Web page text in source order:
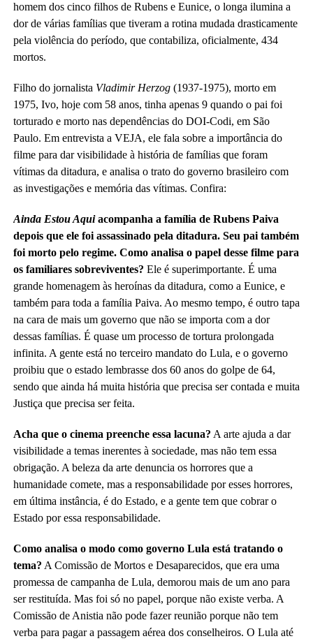
homem dos cinco filhos de Rubens e Eunice, o longa ilumina a
dor de várias famílias que tiveram a rotina mudada drasticamente
pela violência do período, que contabiliza, oficialmente, 434
mortos.
Filho do jornalista Vladimir Herzog(1937-1975), morto em
1975, Ivo, hoje com 58 anos, tinha apenas 9 quando o pai foi
torturado e morto nas dependências do DOI-Codi, em São
Paulo. Em entrevista a VEJA, ele fala sobre a importância do
filme para dar visibilidade à história de famílias que foram
vítimas da ditadura, e analisa o trato do governo brasileiro com
as investigações e memória das vítimas. Confira:
Ainda Estou Aquiacompanha a família de Rubens Paiva
depois que ele foi assassinado pela ditadura. Seu pai também
foi morto pelo regime. Como analisa o papel desse filme para
os familiares sobreviventes? Ele é superimportante. É uma
grande homenagem às heroínas da ditadura, como a Eunice, e
também para toda a família Paiva. Ao mesmo tempo, é outro tapa
na cara de mais um governo que não se importa com a dor
dessas famílias. É quase um processo de tortura prolongada
infinita. A gente está no terceiro mandato do Lula, e o governo
proibiu que o estado lembrasse dos 60 anos do golpe de 64,
sendo que ainda há muita história que precisa ser contada e muita
Justiça que precisa ser feita.
Acha que o cinema preenche essa lacuna? A arte ajuda a dar
visibilidade a temas inerentes à sociedade, mas não tem essa
obrigação. A beleza da arte denuncia os horrores que a
humanidade comete, mas a responsabilidade por esses horrores,
em última instância, é do Estado, e a gente tem que cobrar o
Estado por essa responsabilidade.
Como analisa o modo como governo Lula está tratando o
tema? A Comissão de Mortos e Desaparecidos, que era uma
promessa de campanha de Lula, demorou mais de um ano para
ser restituída. Mas foi só no papel, porque não existe verba. A
Comissão de Anistia não pode fazer reunião porque não tem
verba para pagar a passagem aérea dos conselheiros. O Lula até